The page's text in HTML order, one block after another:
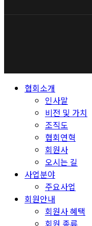
Close 협회소개
인사말
비전 및 가치
조직도
협회연혁
회원사
오시는 길
사업분야
주요사업
회원안내
회원사 혜택
회원 종류